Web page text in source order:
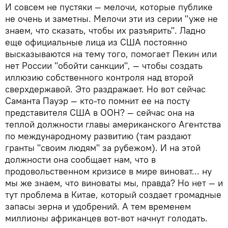
И совсем не пустяки — мелочи, которые публике
не очень и заметны. Мелочи эти из серии "уже не
знаем, что сказать, чтобы их разъярить". Ладно
еще официальные лица из США постоянно
высказываются на тему того, помогает Пекин или
нет России "обойти санкции", — чтобы создать
иллюзию собственного контроля над второй
сверхдержавой. Это раздражает. Но вот сейчас
Саманта Пауэр — кто-то помнит ее на посту
представителя США в ООН? — сейчас она на
теплой должности главы американского Агентства
по международному развитию (там раздают
гранты "своим людям" за рубежом). И на этой
должности она сообщает нам, что в
продовольственном кризисе в мире виноват... ну
мы же знаем, что виноваты мы, правда? Но нет — и
тут проблема в Китае, который создает громадные
запасы зерна и удобрений. А тем временем
миллионы африканцев вот-вот начнут голодать.